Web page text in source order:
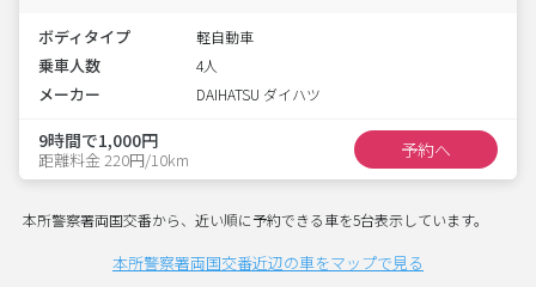
ボディタイプ 軽自動車
乗車人数 4人
メーカー DAIHATSU ダイハツ
9時間で1,000円
距離料金 220円/10km 予約へ
本所警察署両国交番から、近い順に予約できる車を5台表示しています。
本所警察署両国交番近辺の車をマップで見る